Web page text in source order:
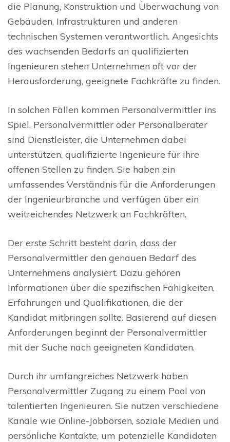
die Planung, Konstruktion und Überwachung von
Gebäuden, Infrastrukturen und anderen
technischen Systemen verantwortlich. Angesichts
des wachsenden Bedarfs an qualifizierten
Ingenieuren stehen Unternehmen oft vor der
Herausforderung, geeignete Fachkräfte zu finden.
In solchen Fällen kommen Personalvermittler ins
Spiel. Personalvermittler oder Personalberater
sind Dienstleister, die Unternehmen dabei
unterstützen, qualifizierte Ingenieure für ihre
offenen Stellen zu finden. Sie haben ein
umfassendes Verständnis für die Anforderungen
der Ingenieurbranche und verfügen über ein
weitreichendes Netzwerk an Fachkräften.
Der erste Schritt besteht darin, dass der
Personalvermittler den genauen Bedarf des
Unternehmens analysiert. Dazu gehören
Informationen über die spezifischen Fähigkeiten,
Erfahrungen und Qualifikationen, die der
Kandidat mitbringen sollte. Basierend auf diesen
Anforderungen beginnt der Personalvermittler
mit der Suche nach geeigneten Kandidaten.
Durch ihr umfangreiches Netzwerk haben
Personalvermittler Zugang zu einem Pool von
talentierten Ingenieuren. Sie nutzen verschiedene
Kanäle wie Online-Jobbörsen, soziale Medien und
persönliche Kontakte, um potenzielle Kandidaten